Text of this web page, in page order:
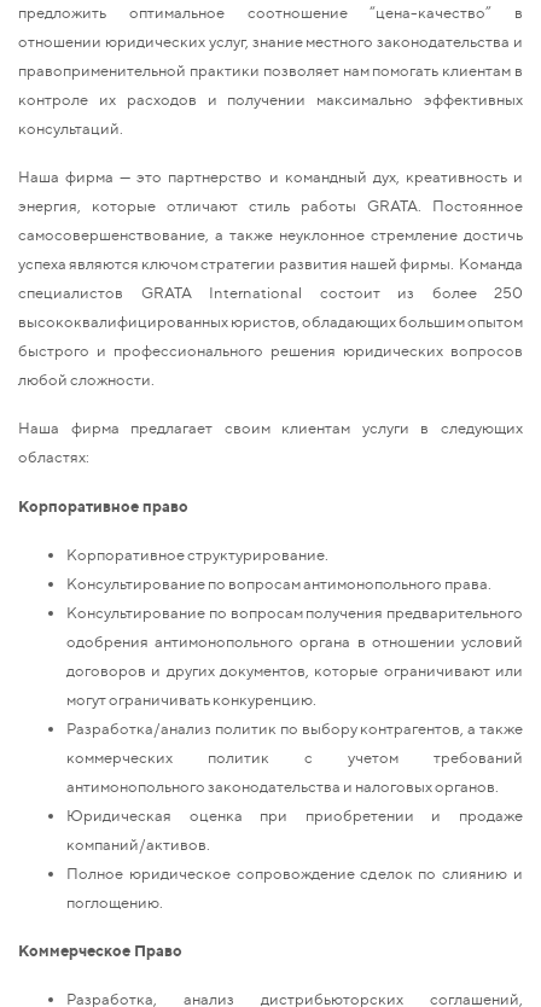
предложить оптимальное соотношение “цена-качество” в
отношении юридических услуг, знание местного законодательства и
правоприменительной практики позволяет нам помогать клиентам в
контроле их расходов и получении максимально эффективных
консультаций.
Наша фирма — это партнерство и командный дух, креативность и
энергия, которые отличают стиль работы GRATA. Постоянное
самосовершенствование, а также неуклонное стремление достичь
успеха являются ключом стратегии развития нашей фирмы. Команда
специалистов GRATA International состоит из более 250
высококвалифицированных юристов, обладающих большим опытом
быстрого и профессионального решения юридических вопросов
любой сложности.
Наша фирма предлагает своим клиентам услуги в следующих
областях:
Корпоративное право
Корпоративное структурирование.
Консультирование по вопросам антимонопольного права.
Консультирование по вопросам получения предварительного
одобрения антимонопольного органа в отношении условий
договоров и других документов, которые ограничивают или
могут ограничивать конкуренцию.
Разработка/анализ политик по выбору контрагентов, а также
коммерческих политик с учетом требований
антимонопольного законодательства и налоговых органов.
Юридическая оценка при приобретении и продаже
компаний/активов.
Полное юридическое сопровождение сделок по слиянию и
поглощению.
Коммерческое Право
Разработка, анализ дистрибьюторских соглашений,